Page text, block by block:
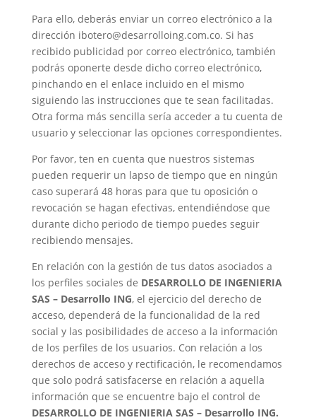
Para ello, deberás enviar un correo electrónico a la
dirección ibotero@desarrolloing.com.co. Si has
recibido publicidad por correo electrónico, también
podrás oponerte desde dicho correo electrónico,
pinchando en el enlace incluido en el mismo
siguiendo las instrucciones que te sean facilitadas.
Otra forma más sencilla sería acceder a tu cuenta de
usuario y seleccionar las opciones correspondientes.
Por favor, ten en cuenta que nuestros sistemas
pueden requerir un lapso de tiempo que en ningún
caso superará 48 horas para que tu oposición o
revocación se hagan efectivas, entendiéndose que
durante dicho periodo de tiempo puedes seguir
recibiendo mensajes.
En relación con la gestión de tus datos asociados a
los perfiles sociales de DESARROLLO DE INGENIERIA
SAS – Desarrollo ING, el ejercicio del derecho de
acceso, dependerá de la funcionalidad de la red
social y las posibilidades de acceso a la información
de los perfiles de los usuarios. Con relación a los
derechos de acceso y rectificación, le recomendamos
que solo podrá satisfacerse en relación a aquella
información que se encuentre bajo el control de
DESARROLLO DE INGENIERIA SAS – Desarrollo ING.